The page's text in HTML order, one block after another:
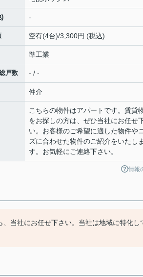
) -
空有(4台)/3,300円 (税込)
準工業
戸数 - / -
仲介
こちらの物件はアパートです。賃貸
をお探しの方は、ぜひ当社にお任せ
い。お客様のご希望に適した物件や
ズに合わせた物件のご紹介をいたし
す。お気軽にご連絡下さい。
情報
当社にお任せ下さい。当社は地域に特化し